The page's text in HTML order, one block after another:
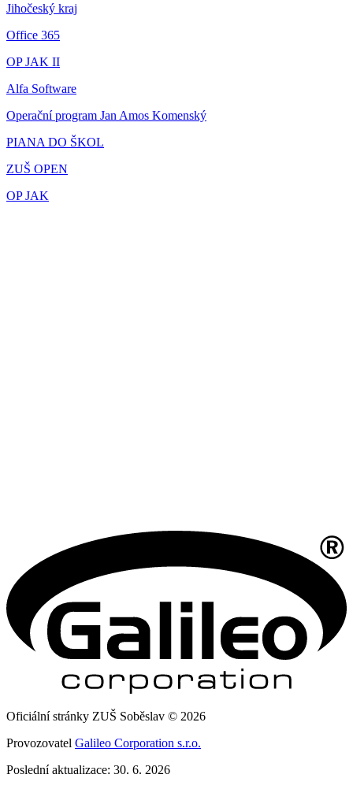
Jihočeský kraj
Office 365
OP JAK II
Alfa Software
Operační program Jan Amos Komenský
PIANA DO ŠKOL
ZUŠ OPEN
OP JAK
Oficiální stránky ZUŠ Soběslav © 2026
Provozovatel Galileo Corporation s.r.o.
Poslední aktualizace: 30. 6. 2026